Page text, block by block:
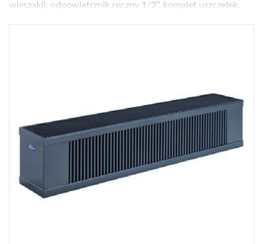
wieszaki), odpowietrznik ręczny 1/2’’, komplet uszczelek,
Cena netto [zł]:2033
Gdzie kupić?